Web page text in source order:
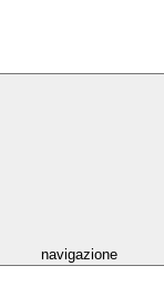
navigazione